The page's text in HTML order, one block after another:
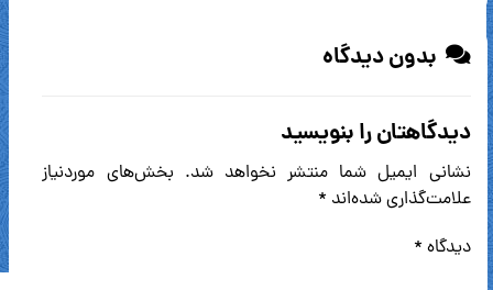
بدون دیدگاه
دیدگاهتان را بنویسید
نشانی ایمیل شما منتشر نخواهد شد. بخش‌های موردنیاز
علامت‌گذاری شده‌اند *
دیدگاه *